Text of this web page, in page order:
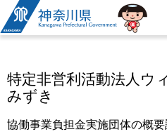
神奈川県
特定非営利活動法人ウ
みずき
協働事業負担金実施団体の概要